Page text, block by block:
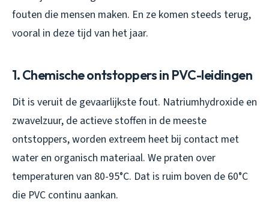
fouten die mensen maken. En ze komen steeds terug,
vooral in deze tijd van het jaar.
1. Chemische ontstoppers in PVC-leidingen
Dit is veruit de gevaarlijkste fout. Natriumhydroxide en
zwavelzuur, de actieve stoffen in de meeste
ontstoppers, worden extreem heet bij contact met
water en organisch materiaal. We praten over
temperaturen van 80-95°C. Dat is ruim boven de 60°C
die PVC continu aankan.